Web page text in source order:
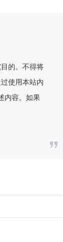
的。不得将
使用本站内
内容。如果